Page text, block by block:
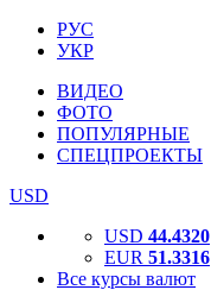
РУС
УКР
ВИДЕО
ФОТО
ПОПУЛЯРНЫЕ
СПЕЦПРОЕКТЫ
USD
USD 44.4320
EUR 51.3316
Все курсы валют